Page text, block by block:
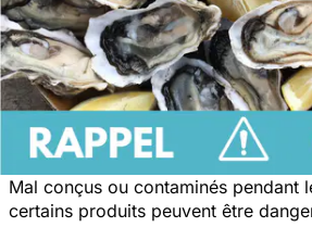
Mal conçus ou contaminés pendant
certains produits peuvent être